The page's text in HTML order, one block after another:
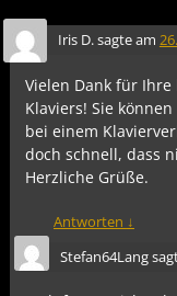
Iris D.sagte am
Vielen Dank für
Klaviers! Sie
bei einem
doch schnell, dass
Herzliche Grüße.
Antworten ↓
Stefan64Lang